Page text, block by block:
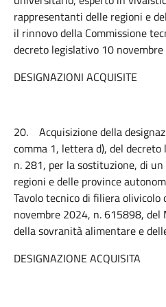
rappresentanti delle regioni e
il rinnovo della Commissione
decreto legislativo 10
DESIGNAZIONI ACQUISITE
20. Acquisizione della
comma 1, lettera d), del
n. 281, per la sostituzione, di
regioni e delle province
Tavolo tecnico di filiera olivicolo
novembre 2024, n. 615898, del
della sovranità alimentare e
DESIGNAZIONE ACQUISITA